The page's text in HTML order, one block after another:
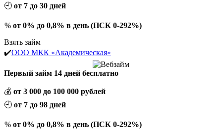
🕘 от 7 до 30 дней
% от 0% до 0,8% в день (ПСК 0-292%)
Взять займ
✔️ООО МКК «Академическая»
Первый займ 14 дней бесплатно
💰 от 3 000 до 100 000 рублей
🕘 от 7 до 98 дней
% от 0% до 0,8% в день (ПСК 0-292%)